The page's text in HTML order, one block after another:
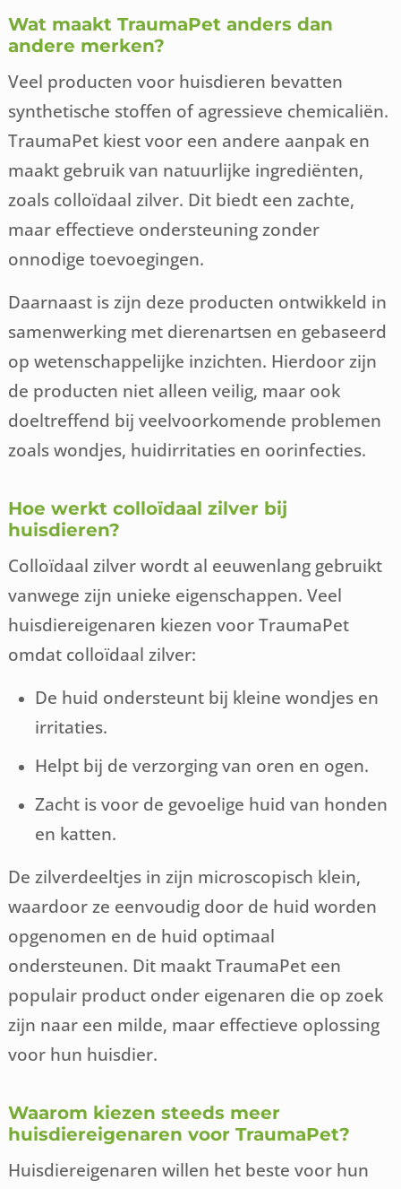
Wat maakt TraumaPet anders dan
andere merken?
Veel producten voor huisdieren bevatten
synthetische stoffen of agressieve chemicaliën.
TraumaPet kiest voor een andere aanpak en
maakt gebruik van natuurlijke ingrediënten,
zoals colloïdaal zilver. Dit biedt een zachte,
maar effectieve ondersteuning zonder
onnodige toevoegingen.
Daarnaast is zijn deze producten ontwikkeld in
samenwerking met dierenartsen en gebaseerd
op wetenschappelijke inzichten. Hierdoor zijn
de producten niet alleen veilig, maar ook
doeltreffend bij veelvoorkomende problemen
zoals wondjes, huidirritaties en oorinfecties.
Hoe werkt colloïdaal zilver bij
huisdieren?
Colloïdaal zilver wordt al eeuwenlang gebruikt
vanwege zijn unieke eigenschappen. Veel
huisdiereigenaren kiezen voor TraumaPet
omdat colloïdaal zilver:
De huid ondersteunt bij kleine wondjes en
irritaties.
Helpt bij de verzorging van oren en ogen.
Zacht is voor de gevoelige huid van honden
en katten.
De zilverdeeltjes in zijn microscopisch klein,
waardoor ze eenvoudig door de huid worden
opgenomen en de huid optimaal
ondersteunen. Dit maakt TraumaPet een
populair product onder eigenaren die op zoek
zijn naar een milde, maar effectieve oplossing
voor hun huisdier.
Waarom kiezen steeds meer
huisdiereigenaren voor TraumaPet?
Huisdiereigenaren willen het beste voor hun